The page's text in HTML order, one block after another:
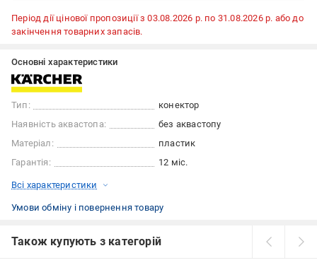
Період дії цінової пропозиції з 03.08.2026 р. по 31.08.2026 р. або до
закінчення товарних запасів.
Основні характеристики
Тип:
конектор
Наявність аквастопа:
без аквастопу
Матеріал:
пластик
Гарантія:
12 міс.
Всі характеристики
Умови обміну і повернення товару
Також купують з категорій